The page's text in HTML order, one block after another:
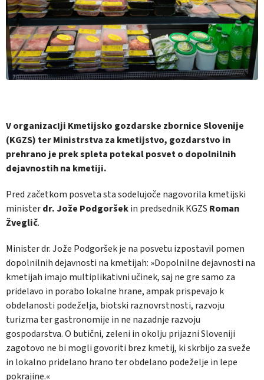
V organizacIji Kmetijsko gozdarske zbornice Slovenije
(KGZS) ter Ministrstva za kmetijstvo, gozdarstvo in
prehrano je prek spleta potekal posvet o dopolnilnih
dejavnostih na kmetiji.
Pred začetkom posveta sta sodelujoče nagovorila kmetijski
ministerdr. Jože Podgoršekin predsednik KGZS Roman
Žveglič.
Minister dr. Jože Podgoršek je na posvetu izpostavil pomen
dopolnilnih dejavnosti na kmetijah: »Dopolnilne dejavnosti na
kmetijah imajo multiplikativni učinek, saj ne gre samo za
pridelavo in porabo lokalne hrane, ampak prispevajo k
obdelanosti podeželja, biotski raznovrstnosti, razvoju
turizma ter gastronomije in ne nazadnje razvoju
gospodarstva. O butični, zeleni in okolju prijazni Sloveniji
zagotovo ne bi mogli govoriti brez kmetij, ki skrbijo za sveže
in lokalno pridelano hrano ter obdelano podeželje in lepe
pokrajine.«